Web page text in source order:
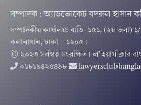
সম্পাদক : অ্যাডভোকেট বদরুল হাসান
সম্পাদকীয় কার্যালয়: বাড়ি- ১৫১, (২য় তলা)
কলাবাগান, ঢাকা – ১২০৫।
© ২০২৩ সর্বস্বত্ব সংরক্ষিত । ল’ ইয়ার্স ক্লাব
০১৮১৯৪২৫৪৯৮